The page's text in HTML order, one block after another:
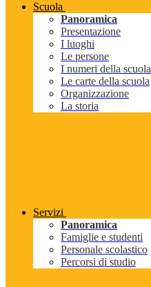
Scuola
Panoramica
Presentazione
I luoghi
Le persone
I numeri della scuola
Le carte della scuola
Organizzazione
La storia
Servizi
Panoramica
Famiglie e studenti
Personale scolastico
Percorsi di studio